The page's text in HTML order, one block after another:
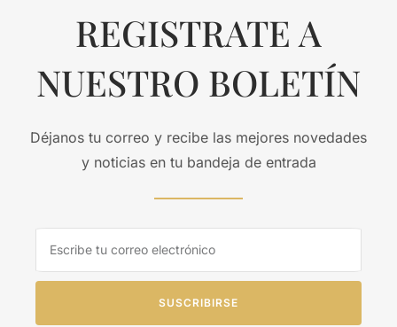
REGISTRATE A
NUESTRO BOLETÍN
Déjanos tu correo y recibe las mejores novedades
y noticias en tu bandeja de entrada
SUSCRIBIRSE